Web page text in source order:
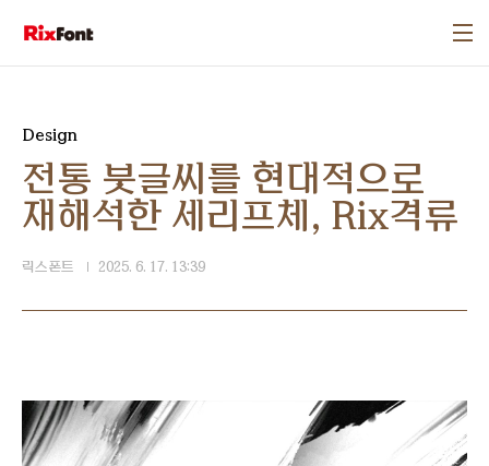
Design
전통 붓글씨를 현대적으로
재해석한 세리프체, Rix격류
릭스폰트 2025. 6. 17. 13:39